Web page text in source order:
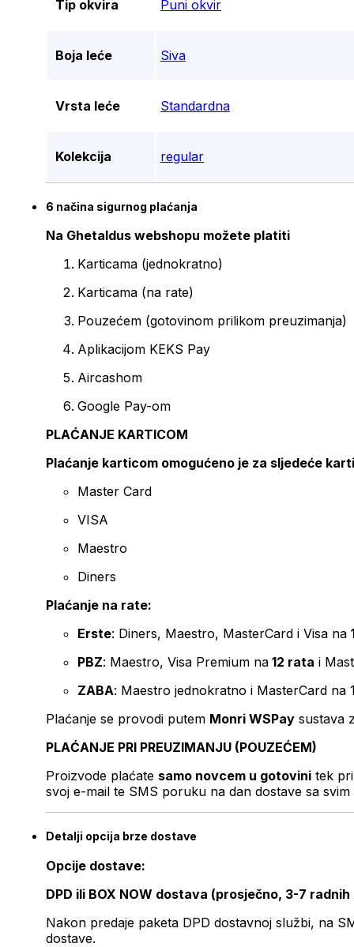
Tip okvira Puni okvir
Boja leće Siva
Vrsta leće Standardna
Kolekcija regular
6 načina sigurnog plaćanja
Na Ghetaldus webshopu možete platiti
Karticama (jednokratno)
Karticama (na rate)
Pouzećem (gotovinom prilikom preuzimanja)
Aplikacijom KEKS Pay
Aircashom
Google Pay-om
PLAĆANJE KARTICOM
Plaćanje karticom omogućeno je za sljedeće
Master Card
VISA
Maestro
Diners
Plaćanje na rate:
Erste: Diners, Maestro, MasterCard i Visa na
PBZ: Maestro, Visa Premium na 12 rata i
ZABA: Maestro jednokratno i MasterCard na
Plaćanje se provodi putem Monri WSPay sustava
PLAĆANJE PRI PREUZIMANJU (POUZEĆEM)
Proizvode plaćate samo novcem u gotovini tek
svoj e-mail te SMS poruku na dan dostave sa svim
Detalji opcija brze dostave
Opcije dostave:
DPD ili BOX NOW dostava (prosječno, 3-7 radnih
Nakon predaje paketa DPD dostavnoj službi, na
dostave.